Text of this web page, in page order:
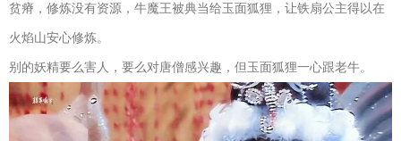
贫瘠，修炼没有资源，牛魔王被典当给玉面狐狸，让铁扇公主得以在
火焰山安心修炼。
别的妖精要么害人，要么对唐僧感兴趣，但玉面狐狸一心跟老牛。